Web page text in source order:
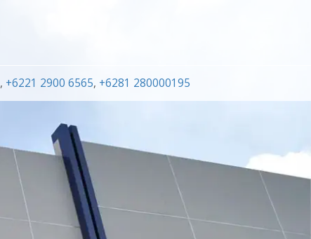
, +6221 2900 6565, +6281 280000195